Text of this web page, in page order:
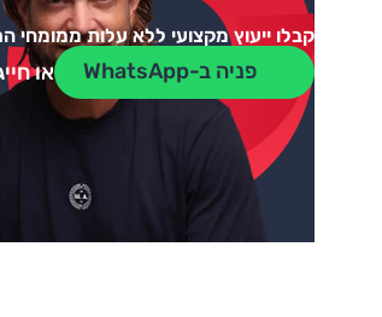
קבלו ייעוץ מקצועי ללא עלות
פניה ב-WhatsApp או